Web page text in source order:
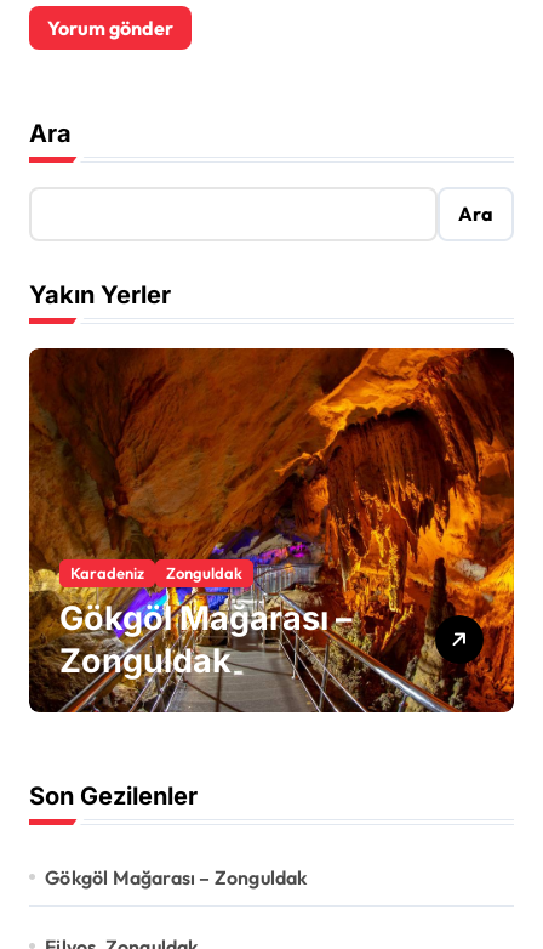
Ara
Ara
Yakın Yerler
Karadeniz Zonguldak
Gökgöl Mağarası –
Zonguldak
Son Gezilenler
Gökgöl Mağarası – Zonguldak